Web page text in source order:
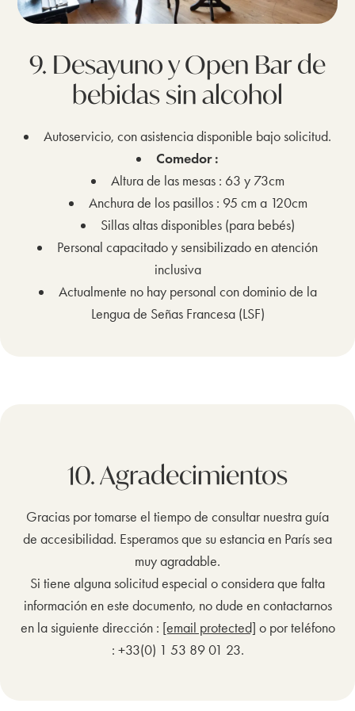
9. Desayuno y Open Bar de
bebidas sin alcohol
Autoservicio, con asistencia disponible bajo solicitud.
Comedor :
Altura de las mesas : 63 y 73cm
Anchura de los pasillos : 95 cm a 120cm
Sillas altas disponibles (para bebés)
Personal capacitado y sensibilizado en atención
inclusiva
Actualmente no hay personal con dominio de la
Lengua de Señas Francesa (LSF)
10. Agradecimientos
Gracias por tomarse el tiempo de consultar nuestra guía
de accesibilidad. Esperamos que su estancia en París sea
muy agradable.
Si tiene alguna solicitud especial o considera que falta
información en este documento, no dude en contactarnos
en la siguiente dirección : [email protected] o por teléfono
: +33(0) 1 53 89 01 23.